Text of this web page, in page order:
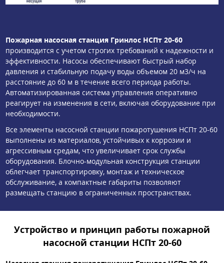
Пожарная насосная станция Гринлос НСПт 20-60
производится с учетом строгих требований к надежности и
эффективности. Насосы обеспечивают быстрый набор
давления и стабильную подачу воды объемом 20 м3/ч на
расстояние до 60 м в течение всего периода работы.
Автоматизированная система управления оперативно
реагирует на изменения в сети, включая оборудование при
необходимости.
Все элементы насосной станции пожаротушения НСПт 20-60
выполнены из материалов, устойчивых к коррозии и
агрессивным средам, что увеличивает срок службы
оборудования. Блочно-модульная конструкция станции
облегчает транспортировку, монтаж и техническое
обслуживание, а компактные габариты позволяют
размещать станцию в ограниченных пространствах.
Устройство и принцип работы пожарной
насосной станции НСПт 20-60